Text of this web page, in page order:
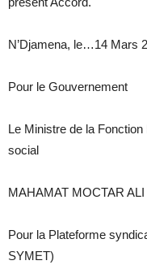
N’Djamena, le…14
Pour le Gouvernement
Le Ministre de la
social
MAHAMAT MOCTAR ALI
Pour la Plateforme
SYMET)